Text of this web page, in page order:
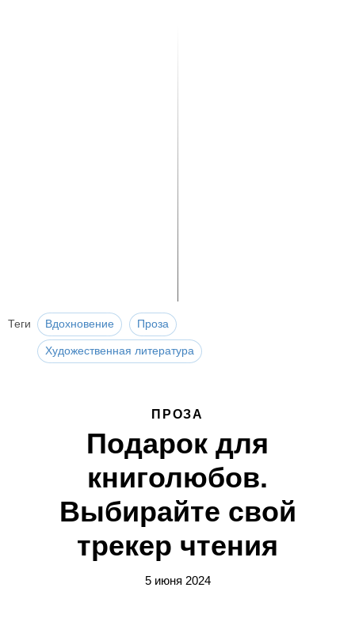
Теги Вдохновение Проза
Художественная литература
ПРОЗА
Подарок для
книголюбов.
Выбирайте свой
трекер чтения
5 июня 2024